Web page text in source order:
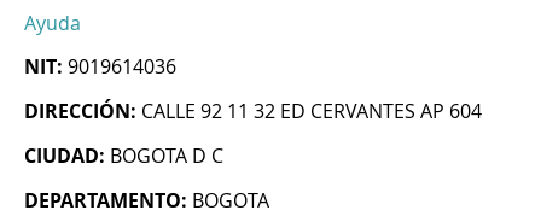
Ayuda
NIT: 9019614036
DIRECCIÓN: CALLE 92 11 32 ED CERVANTES AP 604
CIUDAD: BOGOTA D C
DEPARTAMENTO: BOGOTA